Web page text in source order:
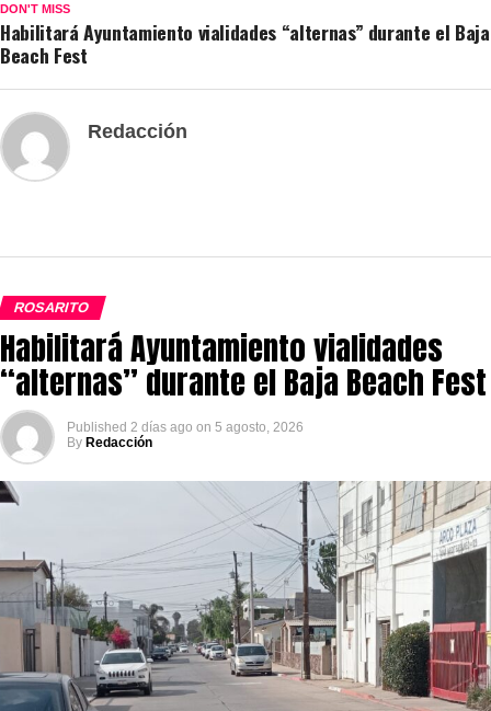
DON'T MISS
Habilitará Ayuntamiento vialidades “alternas” durante el Baja
Beach Fest
Redacción
ROSARITO
Habilitará Ayuntamiento vialidades
“alternas” durante el Baja Beach Fest
Published 2 días ago on 5 agosto, 2026
By Redacción